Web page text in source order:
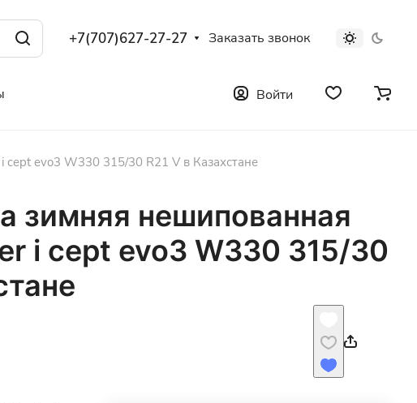
+7(707)627-27-27 Заказать звонок
Войти
evo3 W330 315/30 R21 V в Казахстане
зимняя нешипованная
i cept evo3 W330 315/30